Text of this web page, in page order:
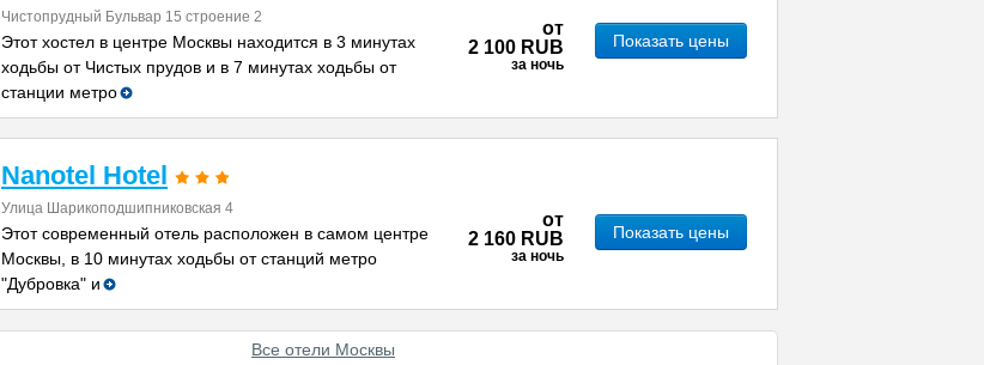
Чистопрудный Бульвар 15 строение 2
Этот хостел в центре Москвы находится в 3 минутах
ходьбы от Чистых прудов и в 7 минутах ходьбы от
станции метро
от
2 100 RUB
за ночь
Показать цены
Nanotel Hotel
Улица Шарикоподшипниковская 4
Этот современный отель расположен в самом центре
Москвы, в 10 минутах ходьбы от станций метро
"Дубровка" и
от
2 160 RUB
за ночь
Показать цены
Все отели Москвы